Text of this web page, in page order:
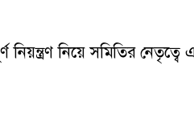
নিয়ে সমিতির নেতৃত্বে